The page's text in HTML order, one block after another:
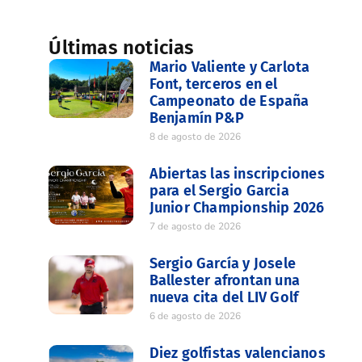
Últimas noticias
Mario Valiente y Carlota
Font, terceros en el
Campeonato de España
Benjamín P&P
8 de agosto de 2026
Abiertas las inscripciones
para el Sergio Garcia
Junior Championship 2026
7 de agosto de 2026
Sergio García y Josele
Ballester afrontan una
nueva cita del LIV Golf
6 de agosto de 2026
Diez golfistas valencianos